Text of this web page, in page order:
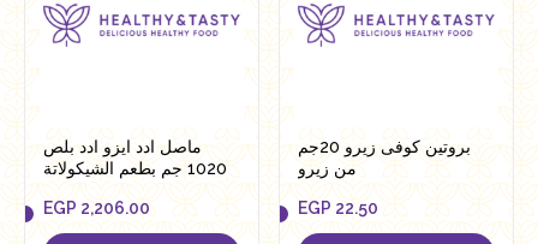
ماصل ادد ايزو ادد بلص
1020 جم بطعم الشيكولاتة
ايس كريم
EGP 2,206.00
بروتين كوفى زيرو 20جم
من زيرو
EGP 22.50